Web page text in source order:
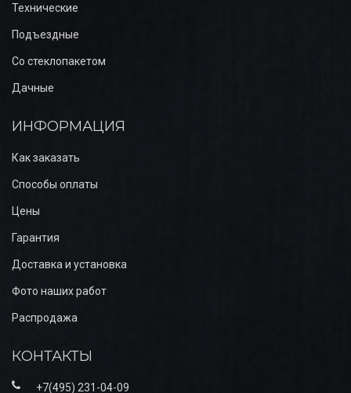
Технические
Подъездные
Со стеклопакетом
Дачные
ИНФОРМАЦИЯ
Как заказать
Способы оплаты
Цены
Гарантия
Доставка и установка
Фото наших работ
Распродажа
КОНТАКТЫ
+7(495) 231-04-09